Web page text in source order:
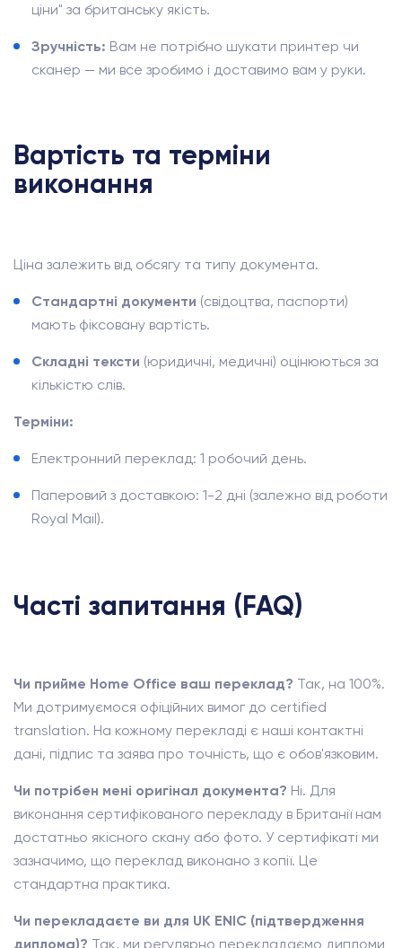
ціни" за британську якість.
Зручність: Вам не потрібно шукати принтер чи
сканер — ми все зробимо і доставимо вам у руки.
Вартість та терміни
виконання
Ціна залежить від обсягу та типу документа.
Стандартні документи (свідоцтва, паспорти)
мають фіксовану вартість.
Складні тексти (юридичні, медичні) оцінюються за
кількістю слів.
Терміни:
Електронний переклад: 1 робочий день.
Паперовий з доставкою: 1-2 дні (залежно від роботи
Royal Mail).
Часті запитання (FAQ)
Чи прийме Home Office ваш переклад? Так, на 100%.
Ми дотримуємося офіційних вимог до certified
translation. На кожному перекладі є наші контактні
дані, підпис та заява про точність, що є обов'язковим.
Чи потрібен мені оригінал документа? Ні. Для
виконання сертифікованого перекладу в Британії нам
достатньо якісного скану або фото. У сертифікаті ми
зазначимо, що переклад виконано з копії. Це
стандартна практика.
Чи перекладаєте ви для UK ENIC (підтвердження
диплома)? Так, ми регулярно перекладаємо дипломи